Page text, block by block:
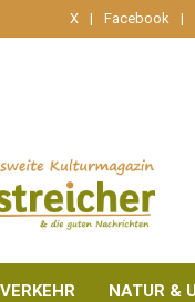
X Facebook
VERKEHR NATUR &